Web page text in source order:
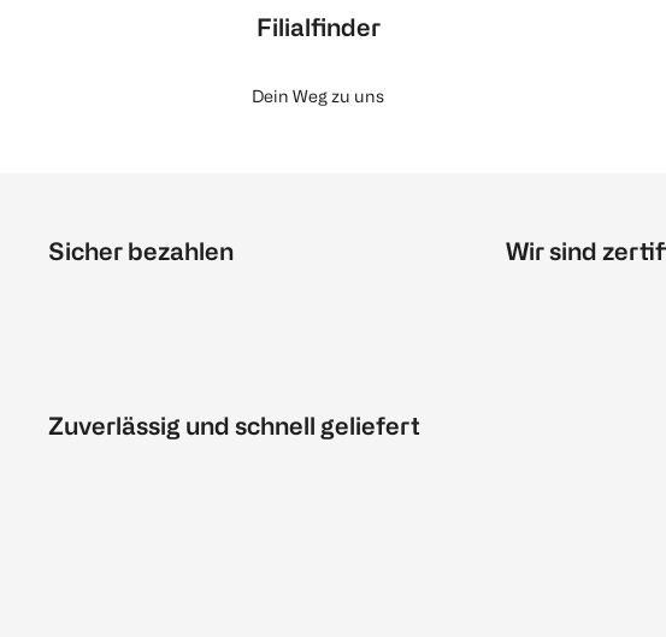
Filialfinder
Dein Weg zu uns
Sicher bezahlen
Zuverlässig und schnell geliefert
Wir sind